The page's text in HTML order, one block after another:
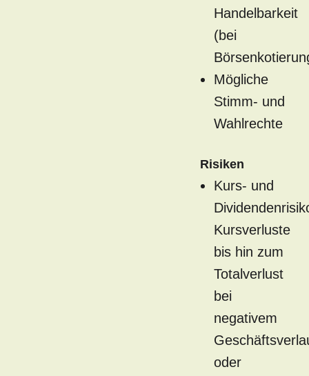
Handelbarkeit
(bei
Mögliche
Stimm- und
Wahlrechte
Risiken
Kurs- und
Kursverluste
bis hin zum
Totalverlust
bei
negativem
oder